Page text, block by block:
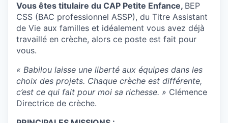
Vous êtes titulaire du CAP Petite Enfance, BEP
CSS (BAC professionnel ASSP), du Titre Assistant
de Vie aux familles et idéalement vous avez déjà
travaillé en crèche, alors ce poste est fait pour
vous.
« Babilou laisse une liberté aux équipes dans les
choix des projets. Chaque crèche est différente,
c’est ce qui fait pour moi sa richesse. » Clémence
Directrice de crèche.